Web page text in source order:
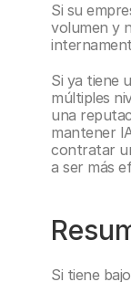
Si su
volumen y
Si ya tiene
múltiples
una
mantener
contratar
a ser más